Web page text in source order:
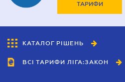
ТАРИФИ
КАТАЛОГ РІШЕНЬ
ВСІ ТАРИФИ ЛІГА:ЗАКОН